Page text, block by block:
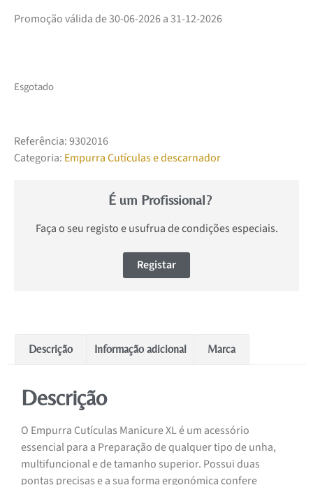
Promoção válida de 30-06-2026 a 31-12-2026
Esgotado
Referência:9302016
Categoria: Empurra Cutículas e descarnador
É um Profissional?
Faça o seu registo e usufrua de condições especiais.
Registar
Descrição Informação adicional Marca
Descrição
O Empurra Cutículas Manicure XL é um acessório
essencial para a Preparação de qualquer tipo de unha,
multifuncional e de tamanho superior. Possui duas
pontas precisas e a sua forma ergonómica confere